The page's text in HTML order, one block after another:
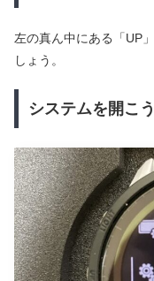
左の真ん中にある「UP
しょう。
システムを開こう